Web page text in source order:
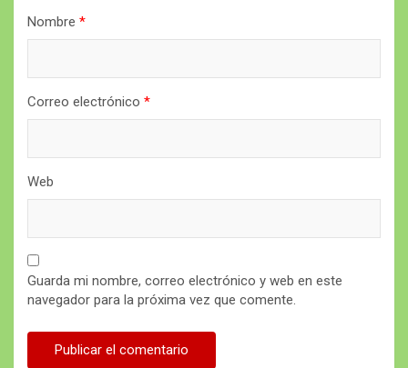
Nombre *
Correo electrónico *
Web
Guarda mi nombre, correo electrónico y web en este
navegador para la próxima vez que comente.